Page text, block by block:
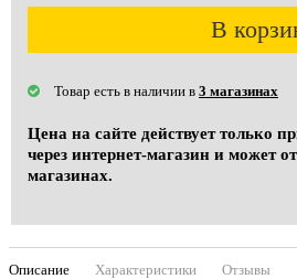
В
Товар есть в наличии в 3 магазинах
Цена на сайте действует только
через интернет-магазин и может
магазинах.
Описание Характеристики Отзывы